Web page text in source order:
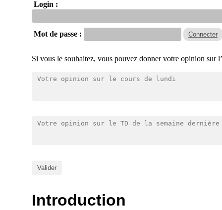
Login :
Mot de passe :
Si vous le souhaitez, vous pouvez donner votre opinion sur
Introduction